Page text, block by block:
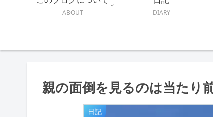
ABOUT
DIARY
親の面倒を見るのは当たり
日記